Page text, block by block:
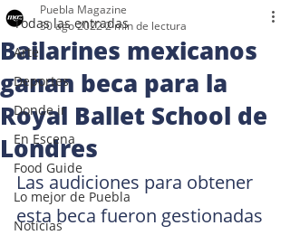
Todas las entradas
Arte
Deportes
Donde ir
En Escena
Food Guide
Lo mejor de Puebla
Noticias
Bailarines mexicanos
ganan beca para la
Royal Ballet School de
Londres
Puebla Magazine
30 ago 20222 min de lectura
Las audiciones para obtener
esta beca fueron gestionadas